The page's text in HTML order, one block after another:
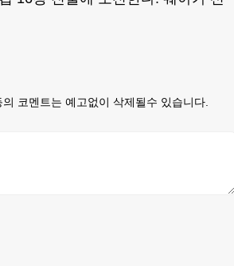
코멘트는 예고없이 삭제될수 있습니다.